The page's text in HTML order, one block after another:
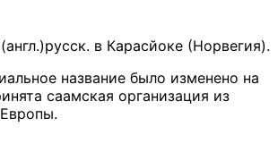
в Карасйоке (Норвегия).
название было изменено на
саамская организация из